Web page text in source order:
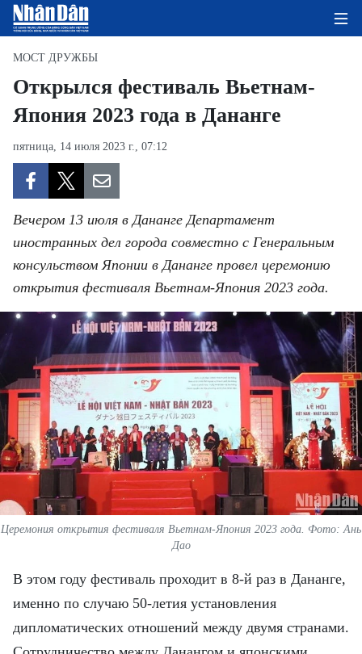
ГЛАВНАЯ СТРАНИЦА
ПОЛИТИКА
ОБЩЕСТВО
ЭКОЛОГИЯ
ДОБРО ПОЖАЛОВАТЬ ВО
ВЬЕТНАМ
МОСТ ДРУЖБЫ
В МИРЕ
ВСТРЕЧИ - ДИАЛОГИ
ДОСЬЕ И МАТЕРИАЛЫ
TIẾNG VIỆT
ENGLISH
МОСТ ДРУЖБЫ
Открылся фестиваль Вьетнам-
Япония 2023 года в Дананге
пятница, 14 июля 2023 г., 07:12
Вечером 13 июля в Дананге Департамент
иностранных дел города совместно с Генеральным
консульством Японии в Дананге провел церемонию
открытия фестиваля Вьетнам-Япония 2023 года.
Церемония открытия фестиваля Вьетнам-Япония 2023 года. Фото: Ань
Дао
В этом году фестиваль проходит в 8-й раз в Дананге,
именно по случаю 50-летия установления
дипломатических отношений между двумя странами.